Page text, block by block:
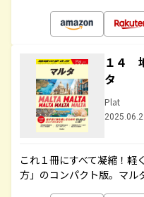
１４
タ
Plat
これ１冊にすべて凝縮！軽
方」のコンパクト版。マル